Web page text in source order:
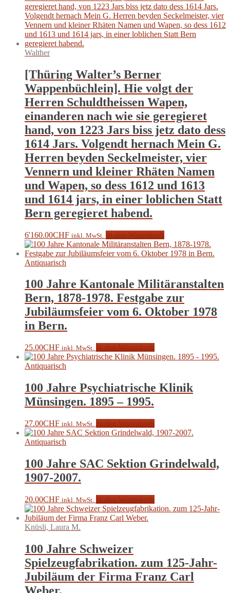
Walther
[Thüring Walter’s Berner
Wappenbüchlein]. Hie volgt der
Herren Schuldtheissen Wapen,
einanderen nach wie sie geregieret
hand, von 1223 Jars biss jetz dato dess
1614 Jars. Volgendt hernach Mein G.
Herren beyden Seckelmeister, vier
Vennern und kleiner Rhäten Namen
und Wapen, so dess 1612 und 1613
und 1614 jars, in einer loblichen Statt
Bern geregieret habend.
6'160.00CHF inkl. MwSt.
Antiquarisch
100 Jahre Kantonale Militäranstalten
Bern, 1878-1978. Festgabe zur
Jubiläumsfeier vom 6. Oktober 1978
in Bern.
25.00CHF inkl. MwSt.
Antiquarisch
100 Jahre Psychiatrische Klinik
Münsingen. 1895 – 1995.
27.00CHF inkl. MwSt.
Antiquarisch
100 Jahre SAC Sektion Grindelwald,
1907-2007.
20.00CHF inkl. MwSt.
Knüsli, Laura M.
100 Jahre Schweizer
Spielzeugfabrikation. zum 125-Jahr-
Jubiläum der Firma Franz Carl